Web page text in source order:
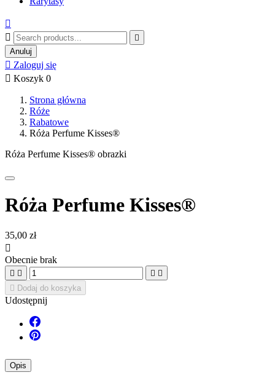



Anuluj
 Zaloguj się
 Koszyk 0
Strona główna
Róże
Rabatowe
Róża Perfume Kisses®
Róża Perfume Kisses® obrazki
Róża Perfume Kisses®
35,00 zł

Obecnie brak
   
 Dodaj do koszyka
Udostępnij
Opis